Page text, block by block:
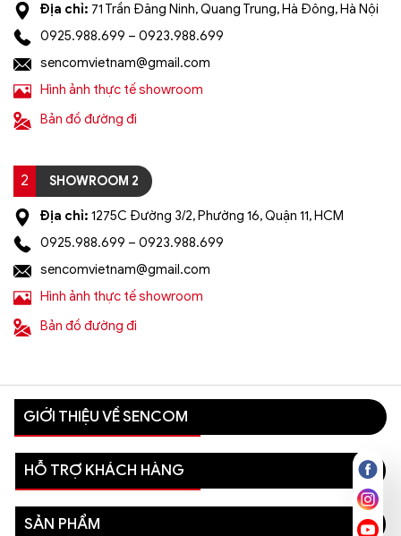
Địa chỉ: 71 Trần Đăng Ninh, Quang Trung, Hà Đông, Hà Nội
0925.988.699 – 0923.988.699
sencomvietnam@gmail.com
Hình ảnh thực tế showroom
Bản đồ đường đi
2 SHOWROOM 2
Địa chỉ: 1275C Đường 3/2, Phường 16, Quận 11, HCM
0925.988.699 – 0923.988.699
sencomvietnam@gmail.com
Hình ảnh thực tế showroom
Bản đồ đường đi
GIỚI THIỆU VỀ SENCOM
HỖ TRỢ KHÁCH HÀNG
SẢN PHẨM